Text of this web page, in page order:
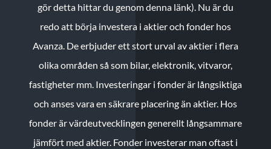
gör detta hittar du genom denna länk). Nu är du
redo att börja investera i aktier och fonder hos
Avanza. De erbjuder ett stort urval av aktier i flera
olika områden så som bilar, elektronik, vitvaror,
fastigheter mm. Investeringar i fonder är långsiktiga
och anses vara en säkrare placering än aktier. Hos
fonder är värdeutvecklingen generellt långsammare
jämfört med aktier. Fonder investerar man oftast i